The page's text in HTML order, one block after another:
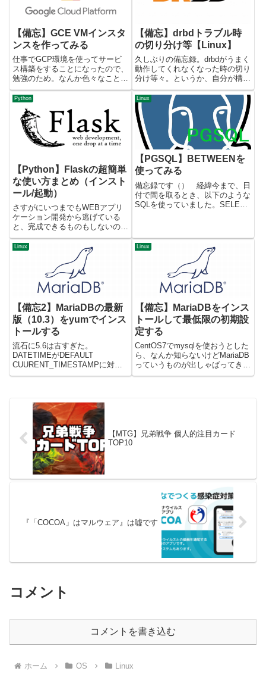
【備忘】GCE VMインスタ
ンスを作ってみる
仕事でGCP環境を使ってサービ
ス構築をすることになったので、
勉強のため。なんか色々なことが
できそうなのですが、まずは一番
ベーシックなものであるVMイン
スタンスを立ててみる。 準備す
るものGCPプロジェクト VMイ
ンスタンスの作成メニューから...
【備忘】drbdトラブル時
の切り分け等【Linux】
久しぶりの備忘録。drbdがうまく
動作してくれなくなった時の切り
分け等々。というか、自分が構築
してないサーバの設定を直せって
言われてももともとが分からない
からめっちゃ時間かかったんだ
が？ 事象drbdを利用してディス
クを同期しているサーバが...
Python
【Python】Flaskの超簡単
な使い方まとめ（インスト
ール/起動）
さすがにいつまでもWEBアプリ
ケーション開発から逃げている
と、完成できるものもしないの
で、ちょっとずつ勉強していきた
いと思います。まずはその足掛か
りとして、Flaskの勉強から。
pythonモジュールとしてimportし
て起動するとWEBサ...
Linux
【PGSQL】BETWEENを
使ってみる
備忘録です（） 経緯今まで、日
付で間を取るとき、以下のような
SQLを使っていました。SELECT
Linux
【備忘2】MariaDBの最新
版（10.3）をyumでインス
トールする
流石に5.6は古すぎた。
DATETIMEがDEFAULT
CUURENT_TIMESTAMPに対応
していなかったのである。色々都
はyumでしかインストールしたく
ない。というわけで...
Linux
【備忘】MariaDBをインス
トールして最低限の初期設
定する
CentOS7でmysqlを使おうとした
ら、なんか知らないけどMariaDB
っていうものが出しゃばってき
た。ので、こっちを使ってみよう
【MTG】兄弟戦争 個人的注目カード
TOP10
『「COCOA」はマルウェア』は嘘です
コメント
コメントを書き込む
ホーム OS Linux